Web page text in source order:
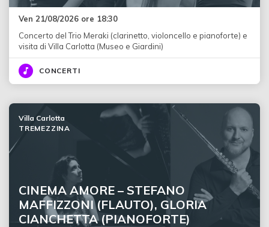
Ven 21/08/2026 ore 18:30
Concerto del Trio Meraki (clarinetto, violoncello e pianoforte) e
visita di Villa Carlotta (Museo e Giardini)
CONCERTI
CINEMA AMORE – STEFANO
MAFFIZZONI (FLAUTO), GLORIA
CIANCHETTA (PIANOFORTE)
Villa Carlotta
TREMEZZINA